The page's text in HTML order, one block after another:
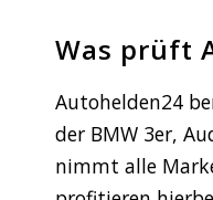
Was prüft
Autohelden24
der BMW 3er,
nimmt alle